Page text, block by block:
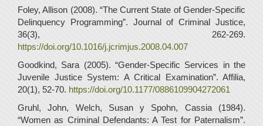
Foley, Allison (2008). “The Current State of Gender-Specific
Delinquency Programming”. Journal of Criminal Justice,
36(3), 262-269.
https://doi.org/10.1016/j.jcrimjus.2008.04.007
Goodkind, Sara (2005). “Gender-Specific Services in the
Juvenile Justice System: A Critical Examination”. Affilia,
20(1), 52-70. https://doi.org/10.1177/0886109904272061
Gruhl, John, Welch, Susan y Spohn, Cassia (1984).
“Women as Criminal Defendants: A Test for Paternalism”.